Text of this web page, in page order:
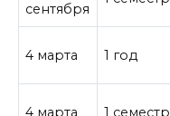
сентября
4 марта 1 год